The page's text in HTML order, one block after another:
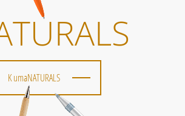
K umaNATURALS